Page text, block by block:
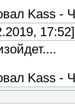
Kass -
17:52]
Kass -